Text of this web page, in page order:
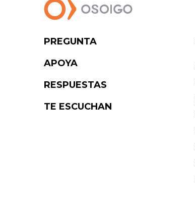
PREGUNTA
APOYA
RESPUESTAS
TE ESCUCHAN